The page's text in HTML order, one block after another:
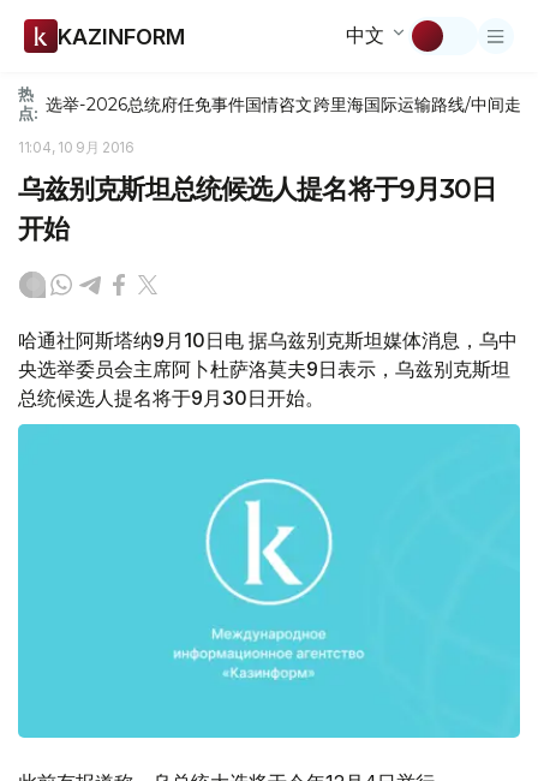
KAZINFORM 中文
热
点: 选举-2026总统府任免事件国情咨文跨里海国际运输路线/中间走廊
11:04, 10 9月 2016
乌兹别克斯坦总统候选人提名将于9月30日
开始
哈通社阿斯塔纳9月10日电 据乌兹别克斯坦媒体消息，乌中
央选举委员会主席阿卜杜萨洛莫夫9日表示，乌兹别克斯坦
总统候选人提名将于9月30日开始。